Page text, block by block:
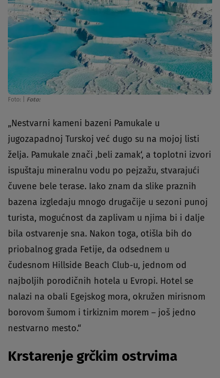
Foto: Foto:
„Nestvarni kameni bazeni Pamukale u
jugozapadnoj Turskoj već dugo su na mojoj listi
želja. Pamukale znači ‚beli zamak‘, a toplotni izvori
ispuštaju mineralnu vodu po pejzažu, stvarajući
čuvene bele terase. Iako znam da slike praznih
bazena izgledaju mnogo drugačije u sezoni punoj
turista, mogućnost da zaplivam u njima bi i dalje
bila ostvarenje sna. Nakon toga, otišla bih do
priobalnog grada Fetije, da odsednem u
čudesnom Hillside Beach Club-u, jednom od
najboljih porodičnih hotela u Evropi. Hotel se
nalazi na obali Egejskog mora, okružen mirisnom
borovom šumom i tirkiznim morem – još jedno
nestvarno mesto.“
Krstarenje grčkim ostrvima